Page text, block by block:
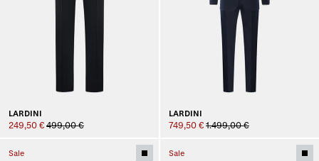
LARDINI
249,50 € 499,00 €
LARDINI
749,50 € 1.499,00 €
Sale Sale